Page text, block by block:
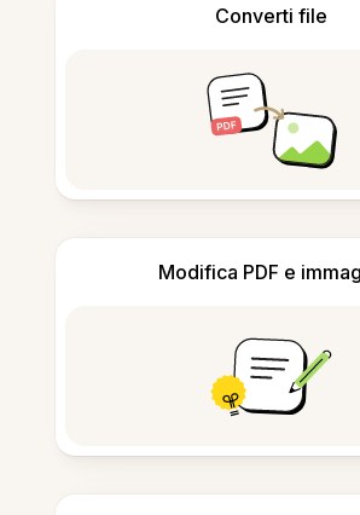
Converti file
Modifica PDF e